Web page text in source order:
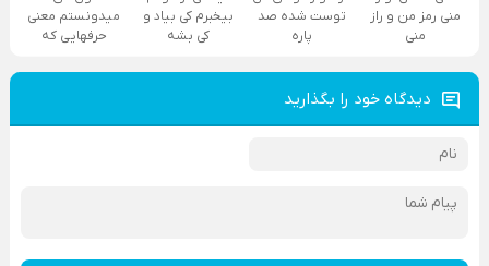
منی رمز من و راز
منی
توست شده صد
پاره
بیخبرم کی بیاد و
کی بشه
میدونستم معنی
حرفهایی که
دیدگاه خود را بگذارید